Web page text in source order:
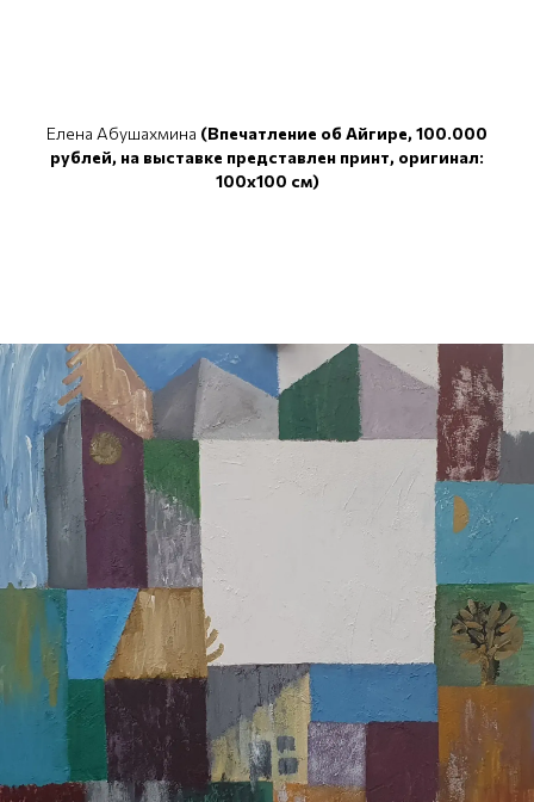
Елена Абушахмина (Впечатление об Айгире, 100.000
рублей, на выставке представлен принт, оригинал:
100x100 см)